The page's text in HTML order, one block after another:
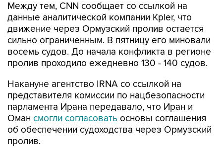
Между тем, CNN сообщает со ссылкой на
данные аналитической компании Kpler, что
движение через Ормузский пролив остается
сильно ограниченным. В пятницу его миновали
восемь судов. До начала конфликта в регионе
пролив проходило ежедневно 130 - 140 судов.
Накануне агентство IRNA со ссылкой на
представителя комиссии по нацбезопасности
парламента Ирана передавало, что Иран и
Оман смогли согласовать основы соглашения
об обеспечении судоходства через Ормузский
пролив.